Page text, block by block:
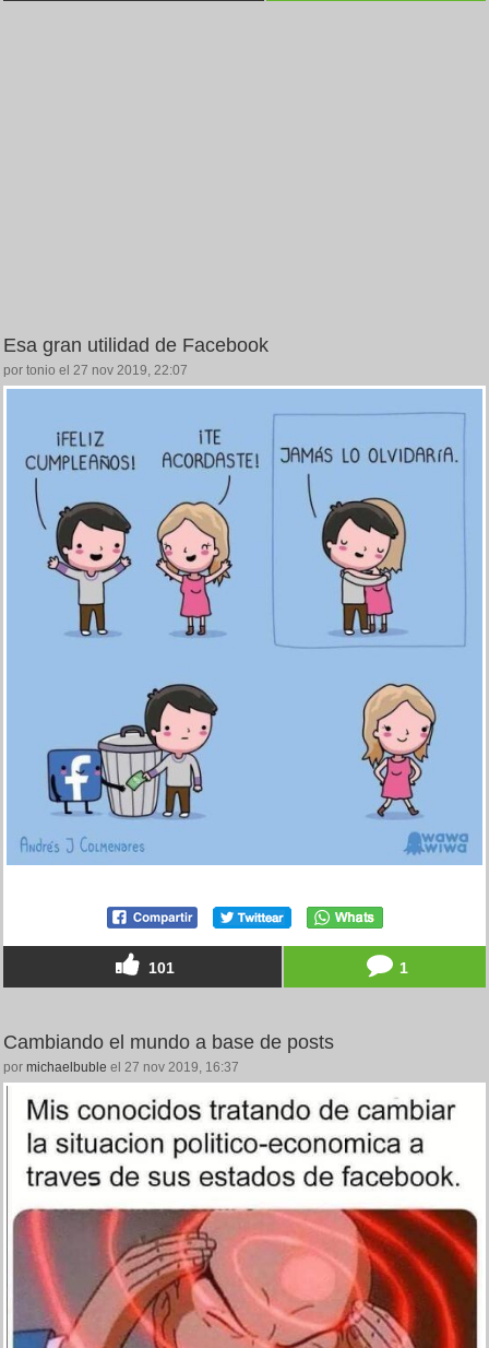
Esa gran utilidad de Facebook
por tonio el 27 nov 2019, 22:07
101 1
Cambiando el mundo a base de posts
por michaelbuble el 27 nov 2019, 16:37